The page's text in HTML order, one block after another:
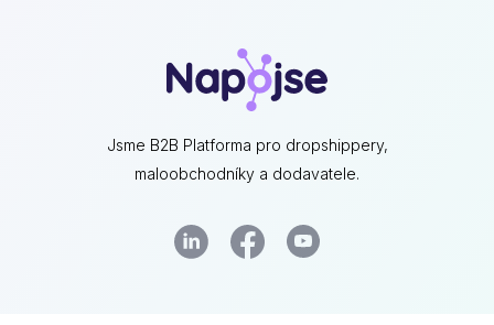
Jsme B2B Platforma pro dropshippery,
maloobchodníky a dodavatele.